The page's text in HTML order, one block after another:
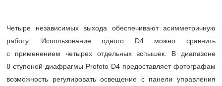
Четыре независимых выхода обеспечивают асимметричную
работу. Использование одного D4 можно сравнить
с применением четырех отдельных вспышек. В диапазоне
8 ступеней диафрагмы Profoto D4 предоставляет фотографам
возможность регулировать освещение с панели управления